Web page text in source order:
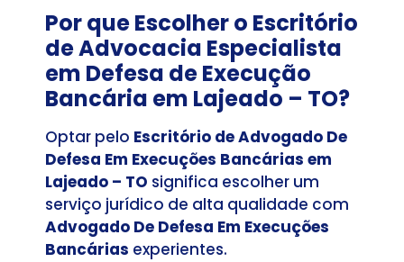
Por que Escolher o Escritório
de Advocacia Especialista
em Defesa de Execução
Bancária em Lajeado – TO?
Optar pelo Escritório de Advogado De
Defesa Em Execuções Bancárias em
Lajeado – TO significa escolher um
serviço jurídico de alta qualidade com
Advogado De Defesa Em Execuções
Bancárias experientes.